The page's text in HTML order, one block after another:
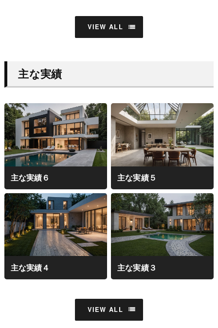
VIEW ALL
主な実績
主な実績６ 主な実績５
主な実績４ 主な実績３
VIEW ALL